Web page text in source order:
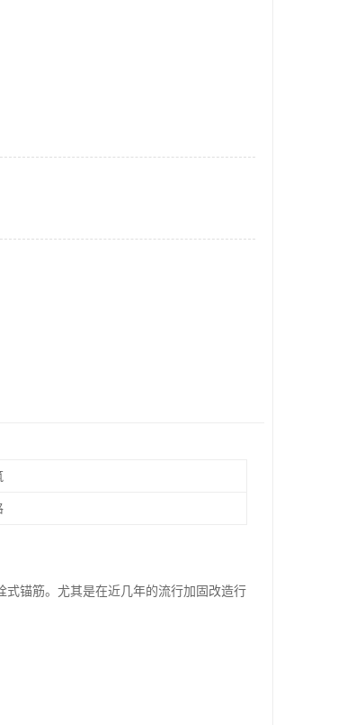
锚筋。尤其是在近几年的流行加固改造行